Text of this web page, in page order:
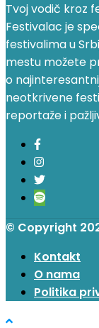
Tvoj vodič kroz
Festivalac je
festivalima u
mestu možete
o
neotkrivene
reportaže i
© Copyright
Kontakt
O nama
Politika